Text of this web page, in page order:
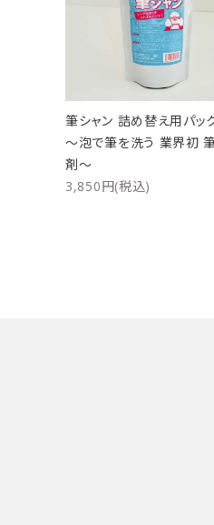
プライバシーポリシー
特定商取引法について
お問い合わせ
筆シャン 詰め替え用パッ
～泡で筆を洗う 業界初
剤～
3,850円(税込)